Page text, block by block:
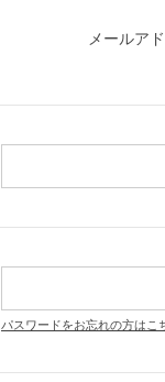
メールア
パスワードをお忘れの方はこ